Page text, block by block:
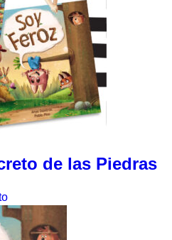
de las Piedras